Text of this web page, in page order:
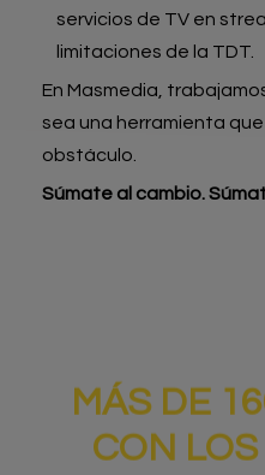
servicios de TV en
limitaciones de la TDT.
En Masmedia,
sea una herramienta
obstáculo.
Súmate al cambio.
MÁS DE
CON